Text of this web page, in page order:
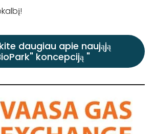
daugiau apie naująją
koncepciją "